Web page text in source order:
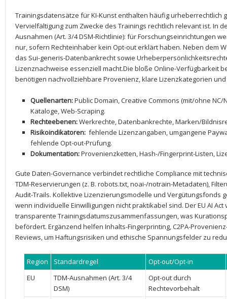
Trainingsdatensätze für KI-Kunst enthalten häufig urheberrechtlich
Vervielfältigung zum Zwecke des Trainings rechtlich relevant ist. In
Ausnahmen (Art.​ 3/4 DSM-Richtlinie): für Forschungseinrichtungen
nur, sofern Rechteinhaber ‌kein Opt-out erklärt haben. Neben dem
das ‍Sui-generis-Datenbankrecht sowie
Lizenznachweise essenziell macht.Die⁢ bloße Online-Verfügbarkeit
benötigen nachvollziehbare Provenienz, klare ​Lizenzkategorien⁤
Quellenarten:Public Domain, Creative Commons (mit/ohne
Kataloge, Web-Scraping.
Rechteebenen:⁤Werkrechte, Datenbankrechte, Marken/
Risikoindikatoren: fehlende ⁤Lizenzangaben, ​umgangene
fehlende Opt-out-Prüfung.
Dokumentation:Provenienzketten, Hash-/Fingerprint-Listen,
Gute Daten-Governance‍ verbindet rechtliche Compliance‌ mit
TDM-Reservierungen (z. B. robots.txt, noai-/notrain-Metadaten),
Audit-Trails. Kollektive Lizenzierungsmodelle und Vergütungsfonds
wenn individuelle Einwilligungen nicht praktikabel sind. Der EU ‍AI‌
transparente Trainingsdatumszusammenfassungen, was
befördert. Ergänzend helfen Inhalts-Fingerprinting, C2PA-
Reviews, um ⁤Haftungsrisiken und ethische​ Spannungsfelder zu
Region Standardregel
Opt-out/Opt-in
EU
TDM-Ausnahmen (Art. ​3/4
DSM)
Opt-out⁣ durch
Rechtevorbehalt